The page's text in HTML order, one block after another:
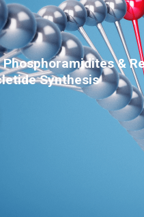
&
Synthesis